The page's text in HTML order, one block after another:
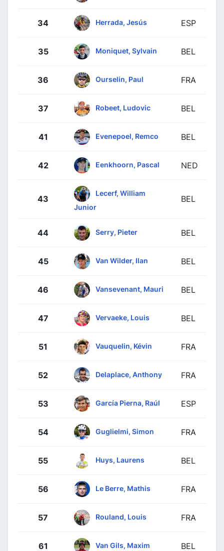
34 Herrada, Jesús ESP
35 Moniquet, Sylvain BEL
36 Ourselin, Paul FRA
37 Robeet, Ludovic BEL
41 Evenepoel, Remco BEL
42 Eenkhoorn, Pascal NED
43
Lecerf, William
Junior
BEL
44 Serry, Pieter BEL
45 Van Wilder, Ilan BEL
46 Vansevenant, Mauri BEL
47 Vervaeke, Louis BEL
51 Vauquelin, Kévin FRA
52 Delaplace, Anthony FRA
53 García Pierna, Raúl ESP
54 Guglielmi, Simon FRA
55 Huys, Laurens BEL
56 Le Berre, Mathis FRA
57 Rouland, Louis FRA
61 Van Gils, Maxim BEL